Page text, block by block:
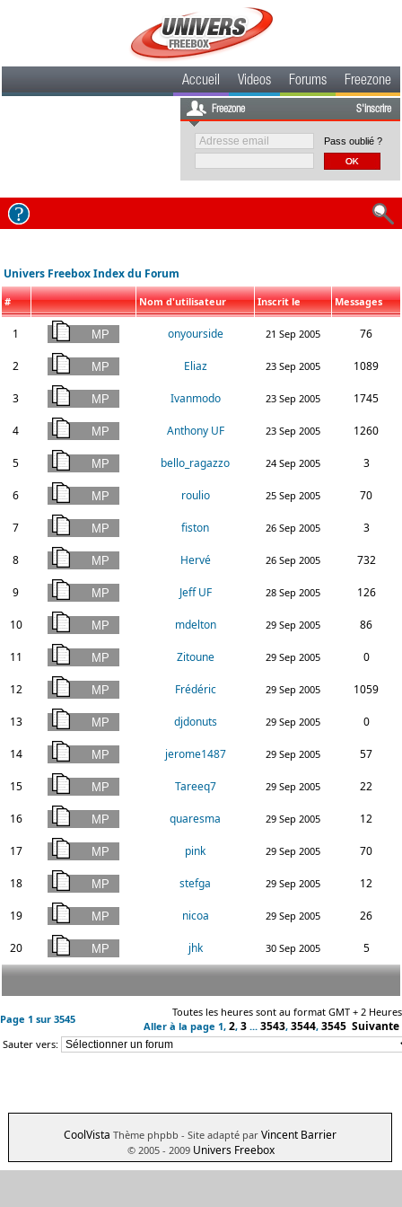
Accueil Videos Forums Freezone
Freezone S'inscrire
Pass oublié ?
Univers Freebox Index du Forum
# Nom d'utilisateur Inscrit le Messages
1 onyourside 21 Sep 2005 76
2 Eliaz 23 Sep 2005 1089
3 Ivanmodo 23 Sep 2005 1745
4 Anthony UF 23 Sep 2005 1260
5 bello_ragazzo 24 Sep 2005 3
6 roulio 25 Sep 2005 70
7 fiston 26 Sep 2005 3
8 Hervé 26 Sep 2005 732
9 Jeff UF 28 Sep 2005 126
10 mdelton 29 Sep 2005 86
11 Zitoune 29 Sep 2005 0
12 Frédéric 29 Sep 2005 1059
13 djdonuts 29 Sep 2005 0
14 jerome1487 29 Sep 2005 57
15 Tareeq7 29 Sep 2005 22
16 quaresma 29 Sep 2005 12
17 pink 29 Sep 2005 70
18 stefga 29 Sep 2005 12
19 nicoa 29 Sep 2005 26
20 jhk 30 Sep 2005 5
Page 1 sur 3545
Toutes les heures sont au format GMT + 2 Heures
Aller à la page 1, 2, 3 ... 3543, 3544, 3545 Suivante
Sauter vers:
CoolVista Thème phpbb - Site adapté par Vincent Barrier
© 2005 - 2009 Univers Freebox